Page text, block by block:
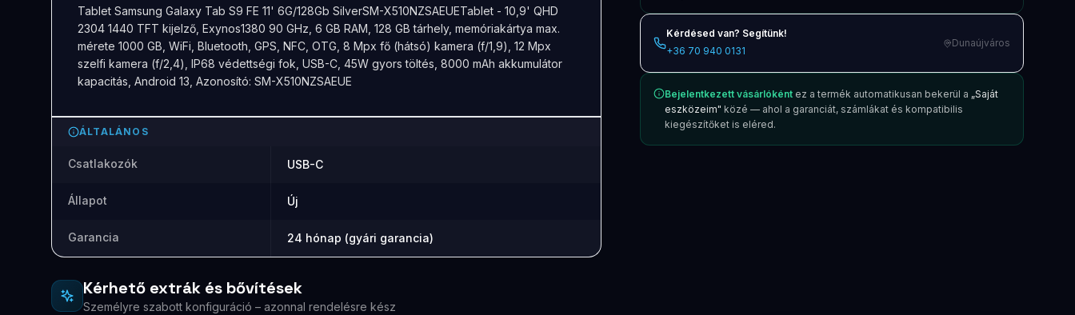
Kérdésed van? Segítünk!
+36 70 940 0131
Dunaújváros
Bejelentkezett vásárlóként ez a termék automatikusan bekerül a „Saját
eszközeim" közé — ahol a garanciát, számlákat és kompatibilis
kiegészítőket is eléred.
Tablet Samsung Galaxy Tab S9 FE 11' 6G/128Gb SilverSM-X510NZSAEUETablet - 10,9' QHD
2304 1440 TFT kijelző, Exynos1380 90 GHz, 6 GB RAM, 128 GB tárhely, memóriakártya max.
mérete 1000 GB, WiFi, Bluetooth, GPS, NFC, OTG, 8 Mpx fő (hátsó) kamera (f/1,9), 12 Mpx
szelfi kamera (f/2,4), IP68 védettségi fok, USB-C, 45W gyors töltés, 8000 mAh akkumulátor
kapacitás, Android 13, Azonosító: SM-X510NZSAEUE
ÁLTALÁNOS
Csatlakozók USB-C
Állapot Új
Garancia 24 hónap (gyári garancia)
Kérhető extrák és bővítések
Személyre szabott konfiguráció – azonnal rendelésre kész